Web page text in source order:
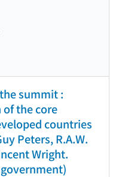
summit :
the core
countries
Peters, R.A.W.
Wright.